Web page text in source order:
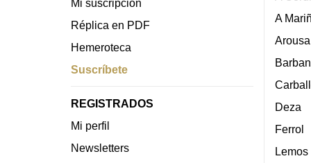
Mi suscripción
Réplica en PDF
Hemeroteca
Suscríbete
REGISTRADOS
Mi perfil
Newsletters
A
Arousa
Deza
Ferrol
Lemos